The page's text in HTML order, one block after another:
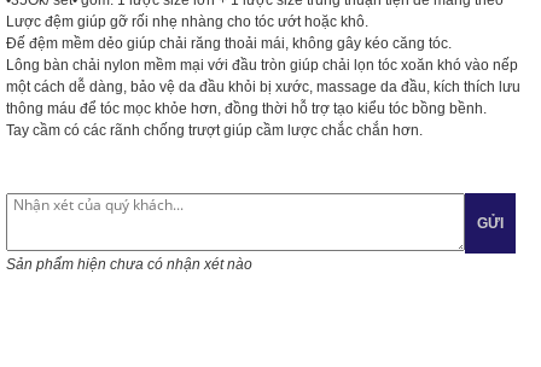
Lược đệm giúp gỡ rối nhẹ nhàng cho tóc ướt hoặc khô.
Đế đệm mềm dẻo giúp chải răng thoải mái, không gây kéo căng tóc.
Lông bàn chải nylon mềm mại với đầu tròn giúp chải lọn tóc xoăn khó vào nếp
một cách dễ dàng, bảo vệ da đầu khỏi bị xước, massage da đầu, kích thích lưu
thông máu để tóc mọc khỏe hơn, đồng thời hỗ trợ tạo kiểu tóc bồng bềnh.
Tay cầm có các rãnh chống trượt giúp cầm lược chắc chắn hơn.
GỬI
Sản phẩm hiện chưa có nhận xét nào